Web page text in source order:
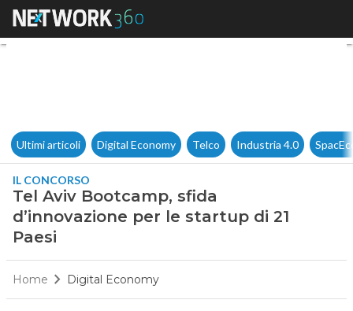
Tel Aviv Bootcamp, sfida
Ultimi articoli Digital Economy Telco Industria 4.0
IL CONCORSO
Tel Aviv Bootcamp, sfida
d’innovazione per le startup di 21
Paesi
Home Digital Economy